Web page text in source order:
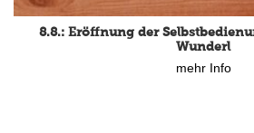
15.8.: Grillfeier der
mehr Info